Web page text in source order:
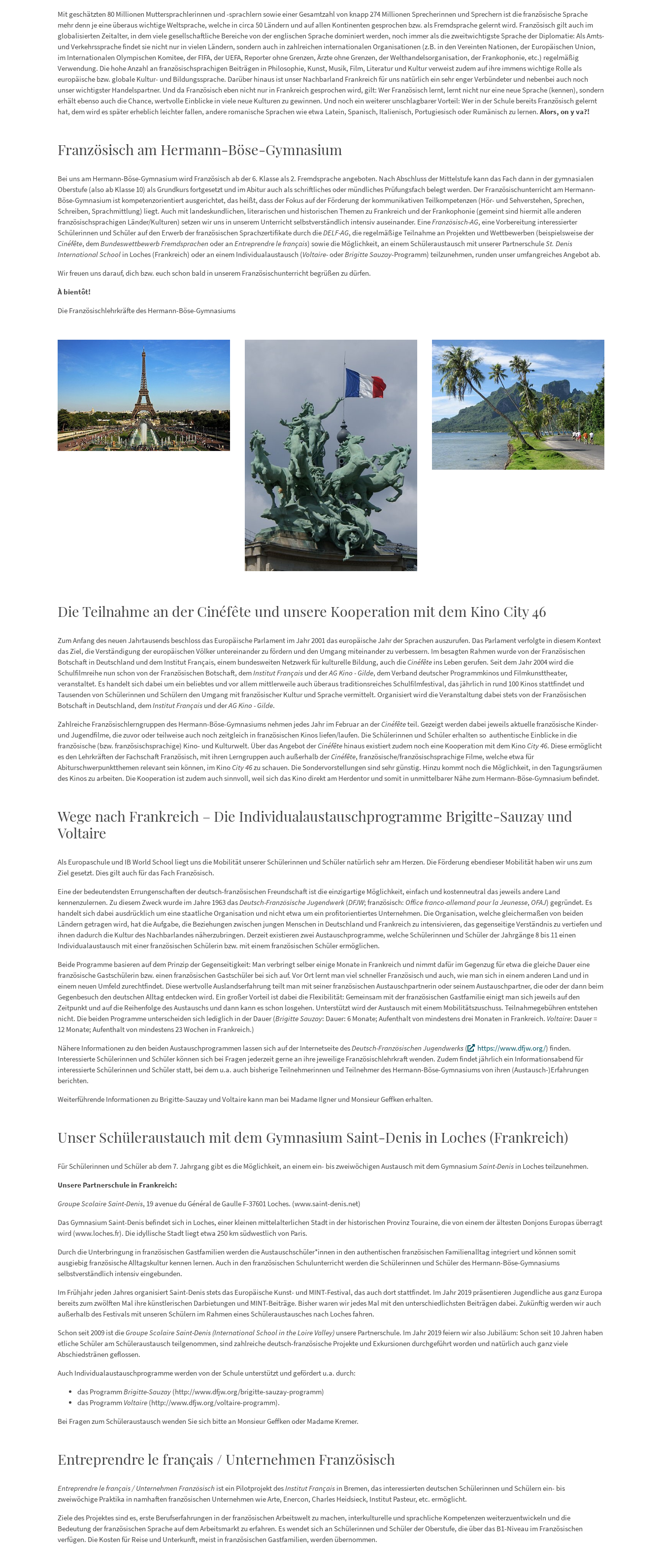
Mit geschätzten 80 Millionen Muttersprachlerinnen und -sprachlern sowie einer Gesamtzahl von knapp 274 Millionen Sprecherinnen und Sprechern ist die französische Sprache
mehr denn je eine überaus wichtige Weltsprache, welche in circa 50 Ländern und auf allen Kontinenten gesprochen bzw. als Fremdsprache gelernt wird. Französisch gilt auch im
globalisierten Zeitalter, in dem viele gesellschaftliche Bereiche von der englischen Sprache dominiert werden, noch immer als die zweitwichtigste Sprache der Diplomatie: Als Amts-
und Verkehrssprache findet sie nicht nur in vielen Ländern, sondern auch in zahlreichen internationalen Organisationen (z.B. in den Vereinten Nationen, der Europäischen Union,
im Internationalen Olympischen Komitee, der FIFA, der UEFA, Reporter ohne Grenzen, Ärzte ohne Grenzen, der Welthandelsorganisation, der Frankophonie, etc.) regelmäßig
Verwendung. Die hohe Anzahl an französischsprachigen Beiträgen in Philosophie, Kunst, Musik, Film, Literatur und Kultur verweist zudem auf ihre immens wichtige Rolle als
europäische bzw. globale Kultur- und Bildungssprache. Darüber hinaus ist unser Nachbarland Frankreich für uns natürlich ein sehr enger Verbündeter und nebenbei auch noch
unser wichtigster Handelspartner. Und da Französisch eben nicht nur in Frankreich gesprochen wird, gilt: Wer Französisch lernt, lernt nicht nur eine neue Sprache (kennen), sondern
erhält ebenso auch die Chance, wertvolle Einblicke in viele neue Kulturen zu gewinnen. Und noch ein weiterer unschlagbarer Vorteil: Wer in der Schule bereits Französisch gelernt
hat, dem wird es später erheblich leichter fallen, andere romanische Sprachen wie etwa Latein, Spanisch, Italienisch, Portugiesisch oder Rumänisch zu lernen. Alors, on y va?!
Französisch am Hermann-Böse-Gymnasium
Bei uns am Hermann-Böse-Gymnasium wird Französisch ab der 6. Klasse als 2. Fremdsprache angeboten. Nach Abschluss der Mittelstufe kann das Fach dann in der gymnasialen
Oberstufe (also ab Klasse 10) als Grundkurs fortgesetzt und im Abitur auch als schriftliches oder mündliches Prüfungsfach belegt werden. Der Französischunterricht am Hermann-
Böse-Gymnasium ist kompetenzorientiert ausgerichtet, das heißt, dass der Fokus auf der Förderung der kommunikativen Teilkompetenzen (Hör- und Sehverstehen, Sprechen,
Schreiben, Sprachmittlung) liegt. Auch mit landeskundlichen, literarischen und historischen Themen zu Frankreich und der Frankophonie (gemeint sind hiermit alle anderen
französischsprachigen Länder/Kulturen) setzen wir uns in unserem Unterricht selbstverständlich intensiv auseinander. EineFranzösisch-AG, eine Vorbereitung interessierter
Schülerinnen und Schüler auf den Erwerb der französischen Sprachzertifikate durch dieDELF-AG, die regelmäßige Teilnahme an Projekten und Wettbewerben (beispielsweise der
Cinéfête, demBundeswettbewerb Fremdsprachen oder an Entreprendre le français) sowie die Möglichkeit, an einem Schüleraustausch mit unserer PartnerschuleSt. Denis
International School in Loches (Frankreich) oder an einem Individualaustausch (Voltaire-oderBrigitte Sauzay-Programm) teilzunehmen, runden unser umfangreiches Angebot ab.
Wir freuen uns darauf, dich bzw. euch schon bald in unserem Französischunterricht begrüßen zu dürfen.
À bientôt!
Die Französischlehrkräfte des Hermann-Böse-Gymnasiums
Die Teilnahme an der Cinéfête und unsere Kooperation mit dem Kino City 46
Zum Anfang des neuen Jahrtausends beschloss das Europäische Parlament im Jahr 2001 das europäische Jahr der Sprachen auszurufen. Das Parlament verfolgte in diesem Kontext
das Ziel, die Verständigung der europäischen Völker untereinander zu fördern und den Umgang miteinander zu verbessern. Im besagten Rahmen wurde von der Französischen
Botschaft in Deutschland und dem Institut Français, einem bundesweiten Netzwerk für kulturelle Bildung, auch die Cinéfête ins Leben gerufen. Seit dem Jahr 2004 wird die
Schulfilmreihe nun schon von der Französischen Botschaft, demInstitut Français und derAG Kino - Gilde, dem Verband deutscher Programmkinos und Filmkunsttheater,
veranstaltet. Es handelt sich dabei um ein beliebtes und vor allem mittlerweile auch überaus traditionsreiches Schulfilmfestival, das jährlich in rund 100 Kinos stattfindet und
Tausenden von Schülerinnen und Schülern den Umgang mit französischer Kultur und Sprache vermittelt. Organisiert wird die Veranstaltung dabei stets von der Französischen
Botschaft in Deutschland, demInstitut Français und derAG Kino - Gilde.
Zahlreiche Französischlerngruppen des Hermann-Böse-Gymnasiums nehmen jedes Jahr im Februar an derCinéfêteteil. Gezeigt werden dabei jeweils aktuelle französische Kinder-
und Jugendfilme, die zuvor oder teilweise auch noch zeitgleich in französischen Kinos liefen/laufen. Die Schülerinnen und Schüler erhalten so authentische Einblicke in die
französische (bzw. französischsprachige) Kino- und Kulturwelt. Über das Angebot derCinéfête hinaus existiert zudem noch eine Kooperation mit dem Kino City 46. Diese ermöglicht
es den Lehrkräften der Fachschaft Französisch, mit ihren Lerngruppen auch außerhalb derCinéfête, französische/französischsprachige Filme, welche etwa für
Abiturschwerpunktthemen relevant sein können, im Kino City 46zu schauen. Die Sondervorstellungen sind sehr günstig. Hinzu kommt noch die Möglichkeit, in den Tagungsräumen
des Kinos zu arbeiten. Die Kooperation ist zudem auch sinnvoll, weil sich das Kino direkt am Herdentor und somit in unmittelbarer Nähe zum Hermann-Böse-Gymnasium befindet.
Wege nach Frankreich – Die Individualaustauschprogramme Brigitte-Sauzay und
Voltaire
Als Europaschule und IB World School liegt uns die Mobilität unserer Schülerinnen und Schüler natürlich sehr am Herzen. Die Förderung ebendieser Mobilität haben wir uns zum
Ziel gesetzt. Dies gilt auch für das Fach Französisch.
Eine der bedeutendsten Errungenschaften der deutsch-französischen Freundschaft ist die einzigartige Möglichkeit, einfach und kostenneutral das jeweils andere Land
kennenzulernen. Zu diesem Zweck wurde im Jahre 1963 dasDeutsch-Französische Jugendwerk (DFJW; französisch: Office franco-allemand pour la Jeunesse, OFAJ) gegründet. Es
handelt sich dabei ausdrücklich um eine staatliche Organisation und nicht etwa um ein profitorientiertes Unternehmen. Die Organisation, welche gleichermaßen von beiden
Ländern getragen wird, hat die Aufgabe, die Beziehungen zwischen jungen Menschen in Deutschland und Frankreich zu intensivieren, das gegenseitige Verständnis zu vertiefen und
ihnen dadurch die Kultur des Nachbarlandes näherzubringen. Derzeit existieren zwei Austauschprogramme, welche Schülerinnen und Schüler der Jahrgänge 8 bis 11 einen
Individualaustausch mit einer französischen Schülerin bzw. mit einem französischen Schüler ermöglichen.
Beide Programme basieren auf dem Prinzip der Gegenseitigkeit: Man verbringt selber einige Monate in Frankreich und nimmt dafür im Gegenzug für etwa die gleiche Dauer eine
französische Gastschülerin bzw. einen französischen Gastschüler bei sich auf. Vor Ort lernt man viel schneller Französisch und auch, wie man sich in einem anderen Land und in
einem neuen Umfeld zurechtfindet. Diese wertvolle Auslandserfahrung teilt man mit seiner französischen Austauschpartnerin oder seinem Austauschpartner, die oder der dann beim
Gegenbesuch den deutschen Alltag entdecken wird. Ein großer Vorteil ist dabei die Flexibilität: Gemeinsam mit der französischen Gastfamilie einigt man sich jeweils auf den
Zeitpunkt und auf die Reihenfolge des Austauschs und dann kann es schon losgehen. Unterstützt wird der Austausch mit einem Mobilitätszuschuss. Teilnahmegebühren entstehen
nicht. Die beiden Programme unterscheiden sich lediglich in der Dauer (Brigitte Sauzay: Dauer: 6 Monate; Aufenthalt von mindestens drei Monaten in Frankreich. Voltaire: Dauer =
12 Monate; Aufenthalt von mindestens 23 Wochen in Frankreich.)
Nähere Informationen zu den beiden Austauschprogrammen lassen sich auf der Internetseite desDeutsch-Französischen Jugendwerks ( https://www.dfjw.org/) finden.
Interessierte Schülerinnen und Schüler können sich bei Fragen jederzeit gerne an ihre jeweilige Französischlehrkraft wenden. Zudem findet jährlich ein Informationsabend für
interessierte Schülerinnen und Schüler statt, bei dem u.a. auch bisherige Teilnehmerinnen und Teilnehmer des Hermann-Böse-Gymnasiums von ihren (Austausch-)Erfahrungen
berichten.
Weiterführende Informationen zu Brigitte-Sauzay und Voltaire kann man bei Madame Ilgner und Monsieur Geffken erhalten.
Unser Schüleraustauch mit dem Gymnasium Saint-Denis in Loches (Frankreich)
Für Schülerinnen und Schüler ab dem 7. Jahrgang gibt es die Möglichkeit, an einem ein- bis zweiwöchigen Austausch mit dem GymnasiumSaint-Denis in Loches teilzunehmen.
Unsere Partnerschule in Frankreich:
Groupe Scolaire Saint-Denis, 19 avenue du Général de Gaulle F-37601 Loches. (www.saint-denis.net)
Das Gymnasium Saint-Denis befindet sich in Loches, einer kleinen mittelalterlichen Stadt in der historischen Provinz Touraine, die von einem der ältesten Donjons Europas überragt
wird (www.loches.fr). Die idyllische Stadt liegt etwa 250 km südwestlich von Paris.
Durch die Unterbringung in französischen Gastfamilien werden die Austauschschüler*innen in den authentischen französischen Familienalltag integriert und können somit
ausgiebig französische Alltagskultur kennen lernen. Auch in den französischen Schulunterricht werden die Schülerinnen und Schüler des Hermann-Böse-Gymnasiums
selbstverständlich intensiv eingebunden.
Im Frühjahr jeden Jahres organisiert Saint-Denis stets das Europäische Kunst- und MINT-Festival, das auch dort stattfindet. Im Jahr 2019 präsentieren Jugendliche aus ganz Europa
bereits zum zwölften Mal ihre künstlerischen Darbietungen und MINT-Beiträge. Bisher waren wir jedes Mal mit den unterschiedlichsten Beiträgen dabei. Zukünftig werden wir auch
außerhalb des Festivals mit unseren Schülern im Rahmen eines Schüleraustausches nach Loches fahren.
Schon seit 2009 ist die Groupe Scolaire Saint-Denis (International School in the Loire Valley) unsere Partnerschule. Im Jahr 2019 feiern wir also Jubiläum: Schon seit 10 Jahren haben
etliche Schüler am Schüleraustausch teilgenommen, sind zahlreiche deutsch-französische Projekte und Exkursionen durchgeführt worden und natürlich auch ganz viele
Abschiedstränen geflossen.
Auch Individualaustauschprogramme werden von der Schule unterstützt und gefördert u.a. durch:
das ProgrammBrigitte-Sauzay (http://www.dfjw.org/brigitte-sauzay-programm)
das Programm Voltaire (http://www.dfjw.org/voltaire-programm).
Bei Fragen zum Schüleraustausch wenden Sie sich bitte an Monsieur Geffken oder Madame Kremer.
Entreprendre le français / Unternehmen Französisch
Entreprendre le français / Unternehmen Französisch ist ein Pilotprojekt desInstitut Français in Bremen, das interessierten deutschen Schülerinnen und Schülern ein- bis
zweiwöchige Praktika in namhaften französischen Unternehmen wie Arte, Enercon, Charles Heidsieck, Institut Pasteur, etc. ermöglicht.
Ziele des Projektes sind es, erste Berufserfahrungen in der französischen Arbeitswelt zu machen, interkulturelle und sprachliche Kompetenzen weiterzuentwickeln und die
Bedeutung der französischen Sprache auf dem Arbeitsmarkt zu erfahren. Es wendet sich an Schülerinnen und Schüler der Oberstufe, die über das B1-Niveau im Französischen
verfügen. Die Kosten für Reise und Unterkunft, meist in französischen Gastfamilien, werden übernommen.